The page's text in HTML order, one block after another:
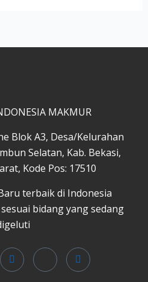
MAKMUR
Blok A3, Desa/Kelurahan
Selatan, Kab. Bekasi,
Kode Pos: 17510
terbaik di Indonesia
bidang yang sedang